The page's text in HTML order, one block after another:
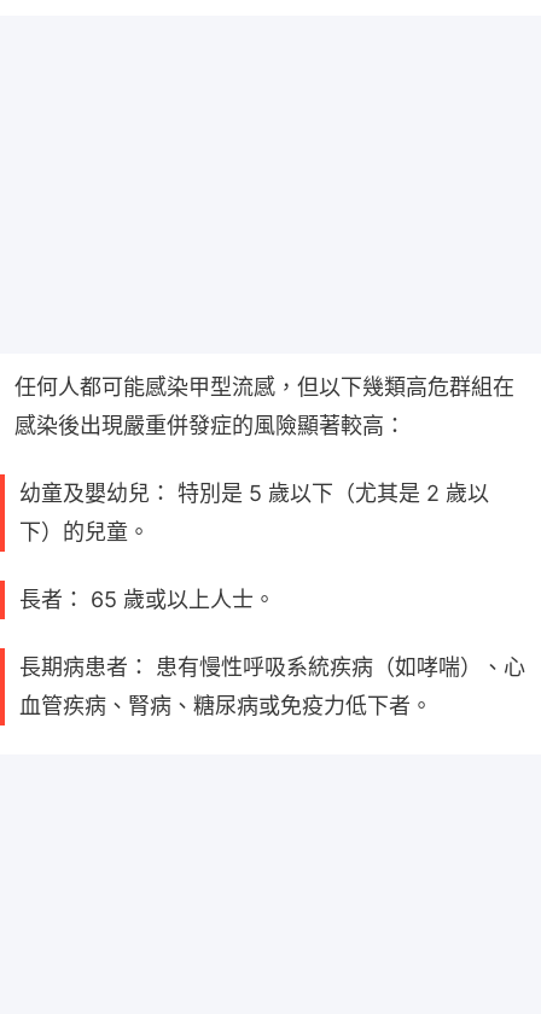
任何人都可能感染甲型流感，但以下幾類高危群組在
感染後出現嚴重併發症的風險顯著較高：
幼童及嬰幼兒： 特別是 5 歲以下（尤其是 2 歲以
下）的兒童。
長者： 65 歲或以上人士。
長期病患者： 患有慢性呼吸系統疾病（如哮喘）、心
血管疾病、腎病、糖尿病或免疫力低下者。